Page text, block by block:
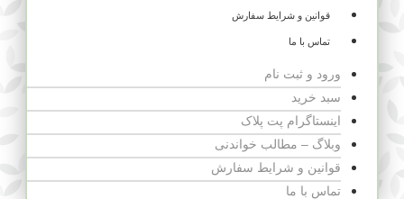
قوانین و شرایط سفارش
تماس با ما
ورود و ثبت نام
سبد خرید
اینستاگرام پت پلاک
وبلاگ – مطالب خواندنی
قوانین و شرایط سفارش
تماس با ما